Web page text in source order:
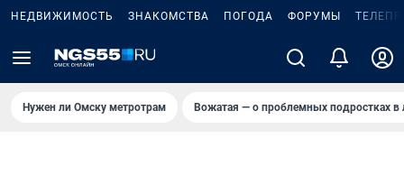
НЕДВИЖИМОСТЬ ЗНАКОМСТВА ПОГОДА ФОРУМЫ
Нужен ли Омску метротрам Вожатая — о проблемных подростках в